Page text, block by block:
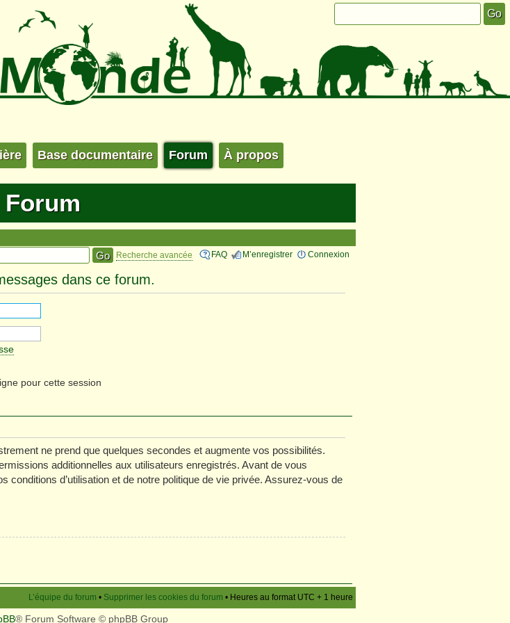
Base documentaire Forum À propos
Forum
FAQ M’enregistrer Connexion
Recherche avancée
dans ce forum.
pour cette session
ne prend que quelques secondes et augmente vos possibilités.
additionnelles aux utilisateurs enregistrés. Avant de vous
conditions d’utilisation et de notre politique de vie privée. Assurez-vous de
L’équipe du forum • Supprimer les cookies du forum • Heures au format UTC + 1 heure
® Forum Software © phpBB Group